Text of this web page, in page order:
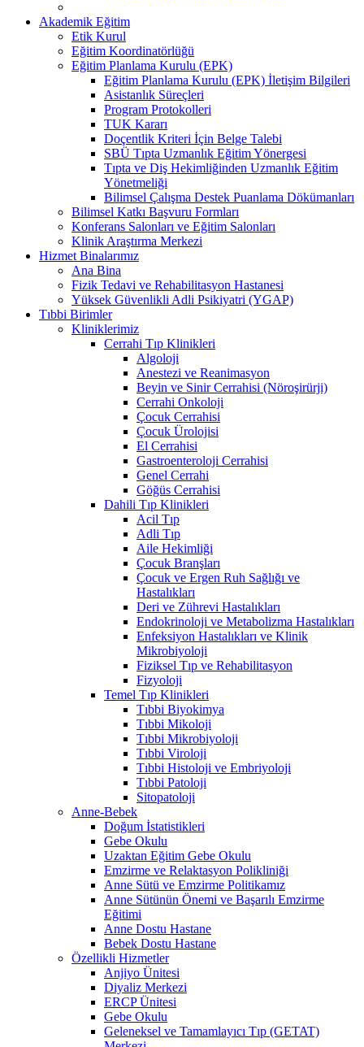
Akademik Eğitim
Etik Kurul
Eğitim Koordinatörlüğü
Eğitim Planlama Kurulu (EPK)
Eğitim Planlama Kurulu (EPK) İletişim Bilgileri
Asistanlık Süreçleri
Program Protokolleri
TUK Kararı
Doçentlik Kriteri İçin Belge Talebi
SBÜ Tıpta Uzmanlık Eğitim Yönergesi
Tıpta ve Diş Hekimliğinden Uzmanlık Eğitim
Yönetmeliği
Bilimsel Çalışma Destek Puanlama Dökümanları
Bilimsel Katkı Başvuru Formları
Konferans Salonları ve Eğitim Salonları
Klinik Araştırma Merkezi
Hizmet Binalarımız
Ana Bina
Fizik Tedavi ve Rehabilitasyon Hastanesi
Yüksek Güvenlikli Adli Psikiyatri (YGAP)
Tıbbi Birimler
Kliniklerimiz
Cerrahi Tıp Klinikleri
Algoloji
Anestezi ve Reanimasyon
Beyin ve Sinir Cerrahisi (Nöroşirürji)
Cerrahi Onkoloji
Çocuk Cerrahisi
Çocuk Ürolojisi
El Cerrahisi
Gastroenteroloji Cerrahisi
Genel Cerrahi
Göğüs Cerrahisi
Dahili Tıp Klinikleri
Acil Tıp
Adli Tıp
Aile Hekimliği
Çocuk Branşları
Çocuk ve Ergen Ruh Sağlığı ve
Hastalıkları
Deri ve Zührevi Hastalıkları
Endokrinoloji ve Metabolizma Hastalıkları
Enfeksiyon Hastalıkları ve Klinik
Mikrobiyoloji
Fiziksel Tıp ve Rehabilitasyon
Fizyoloji
Temel Tıp Klinikleri
Tıbbi Biyokimya
Tıbbi Mikoloji
Tıbbi Mikrobiyoloji
Tıbbi Viroloji
Tıbbi Histoloji ve Embriyoloji
Tıbbi Patoloji
Sitopatoloji
Anne-Bebek
Doğum İstatistikleri
Gebe Okulu
Uzaktan Eğitim Gebe Okulu
Emzirme ve Relaktasyon Polikliniği
Anne Sütü ve Emzirme Politikamız
Anne Sütünün Önemi ve Başarılı Emzirme
Eğitimi
Anne Dostu Hastane
Bebek Dostu Hastane
Özellikli Hizmetler
Anjiyo Ünitesi
Diyaliz Merkezi
ERCP Ünitesi
Gebe Okulu
Geleneksel ve Tamamlayıcı Tıp (GETAT)